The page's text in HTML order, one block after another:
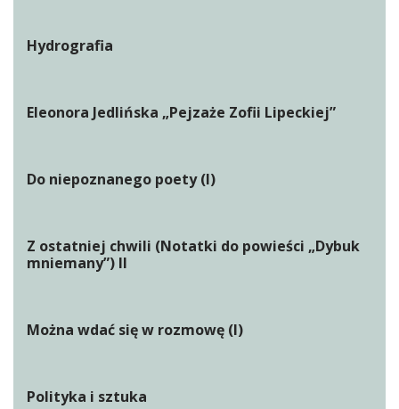
Hydrografia
Eleonora Jedlińska „Pejzaże Zofii Lipeckiej”
Do niepoznanego poety (I)
Z ostatniej chwili (Notatki do powieści „Dybuk
mniemany”) II
Można wdać się w rozmowę (I)
Polityka i sztuka